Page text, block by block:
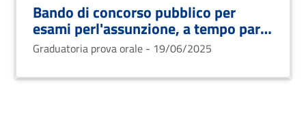
Bando di concorso pubblico per
esami perl'assunzione, a tempo part-
time (18 ore) ed indeterminato di n.
1 (uno) istruttore tecnico - area degli
istruttori ccnl 2019 – 2021 (ex cat. c)
Graduatoria prova orale - 19/06/2025